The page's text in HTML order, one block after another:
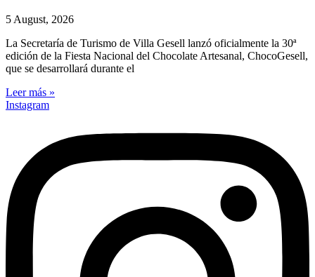
5 August, 2026
La Secretaría de Turismo de Villa Gesell lanzó oficialmente la 30ª
edición de la Fiesta Nacional del Chocolate Artesanal, ChocoGesell,
que se desarrollará durante el
Leer más »
Instagram